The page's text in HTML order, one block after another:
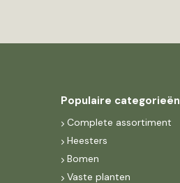
Populaire categorieën
Complete assortiment
Heesters
Bomen
Vaste planten